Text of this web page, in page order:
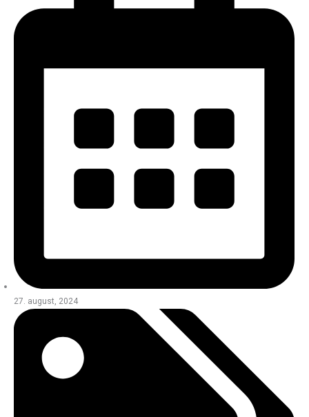
27. august, 2024